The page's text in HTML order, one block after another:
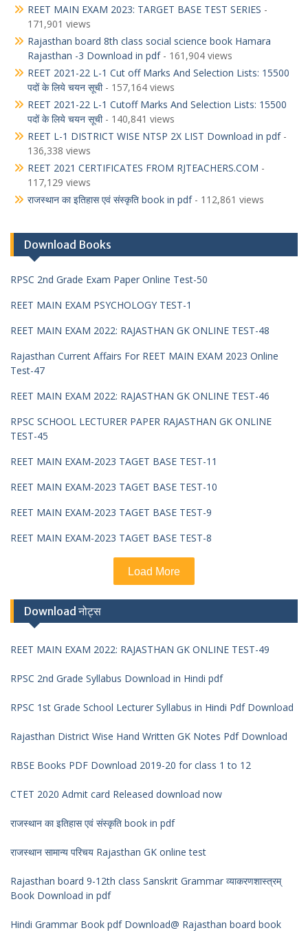
REET MAIN EXAM 2023: TARGET BASE TEST SERIES -
171,901 views
Rajasthan board 8th class social science book Hamara
Rajasthan -3 Download in pdf- 161,904 views
REET 2021-22 L-1 Cut off Marks And Selection Lists: 15500
पदों के लिये चयन सूची- 157,164 views
REET 2021-22 L-1 Cutoff Marks And Selection Lists: 15500
पदों के लिये चयन सूची- 140,841 views
REET L-1 DISTRICT WISE NTSP 2X LIST Download in pdf-
136,338 views
REET 2021 CERTIFICATES FROM RJTEACHERS.COM -
117,129 views
राजस्थान का इतिहास एवं संस्कृति book in pdf- 112,861 views
Download Books
RPSC 2nd Grade Exam Paper Online Test-50
REET MAIN EXAM PSYCHOLOGY TEST-1
REET MAIN EXAM 2022: RAJASTHAN GK ONLINE TEST-48
Rajasthan Current Affairs For REET MAIN EXAM 2023 Online
Test-47
REET MAIN EXAM 2022: RAJASTHAN GK ONLINE TEST-46
RPSC SCHOOL LECTURER PAPER RAJASTHAN GK ONLINE
TEST-45
REET MAIN EXAM-2023 TAGET BASE TEST-11
REET MAIN EXAM-2023 TAGET BASE TEST-10
REET MAIN EXAM-2023 TAGET BASE TEST-9
REET MAIN EXAM-2023 TAGET BASE TEST-8
Load More
Download नोट्स
REET MAIN EXAM 2022: RAJASTHAN GK ONLINE TEST-49
RPSC 2nd Grade Syllabus Download in Hindi pdf
RPSC 1st Grade School Lecturer Syllabus in Hindi Pdf Download
Rajasthan District Wise Hand Written GK Notes Pdf Download
RBSE Books PDF Download 2019-20 for class 1 to 12
CTET 2020 Admit card Released download now
राजस्थान का इतिहास एवं संस्कृति book in pdf
राजस्थान सामान्य परिचय Rajasthan GK online test
Rajasthan board 9-12th class Sanskrit Grammar व्याकरणशास्त्रम्
Book Download in pdf
Hindi Grammar Book pdf Download@ Rajasthan board book